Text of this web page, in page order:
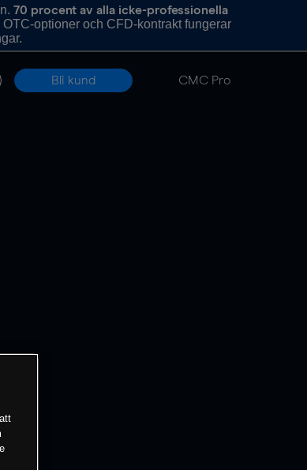
70 procent av alla icke-professionella
optioner och CFD-kontrakt fungerar
Bli kund CMC Pro